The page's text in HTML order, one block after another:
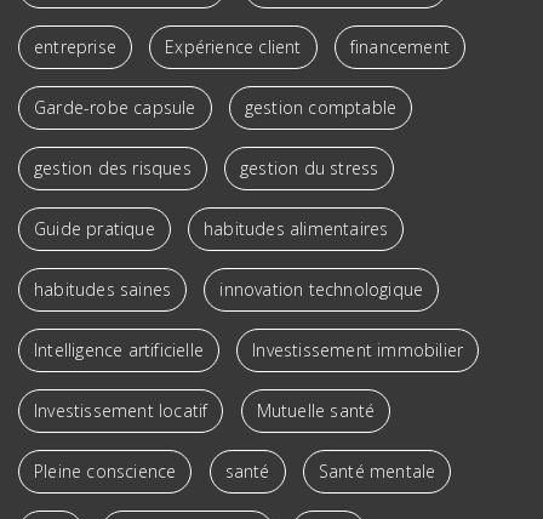
entreprise Expérience client financement
Garde-robe capsule gestion comptable
gestion des risques gestion du stress
Guide pratique habitudes alimentaires
habitudes saines innovation technologique
Intelligence artificielle Investissement immobilier
Investissement locatif Mutuelle santé
Pleine conscience santé Santé mentale